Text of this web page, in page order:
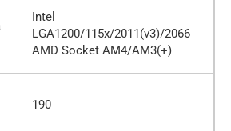
Intel
LGA1200/115x/2011(v3)/2066
AMD Socket AM4/AM3(+)
190